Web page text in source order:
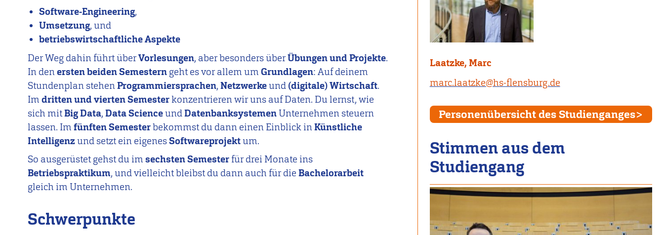
Software-Engineering,
Umsetzung, und
betriebswirtschaftliche Aspekte
Der Weg dahin führt überVorlesungen, aber besonders überÜbungen und Projekte.
In denersten beiden Semestern geht es vor allem um Grundlagen: Auf deinem
Stundenplan stehenProgrammiersprachen, Netzwerkeund (digitale) Wirtschaft.
Im dritten und vierten Semesterkonzentrieren wir uns auf Daten. Du lernst, wie
sich mitBig Data, Data ScienceundDatenbanksystemen Unternehmen steuern
lassen. Im fünften Semesterbekommst du dann einen Einblick inKünstliche
Intelligenzund setzt ein eigenesSoftwareprojektum.
So ausgerüstet gehst du im sechsten Semester für drei Monate ins
Betriebspraktikum, und vielleicht bleibst du dann auch für die Bachelorarbeit
gleich im Unternehmen.
Schwerpunkte
Laatzke, Marc
marc.laatzke@hs-flensburg.de
Personenübersicht des Studienganges
Stimmen aus dem
Studiengang